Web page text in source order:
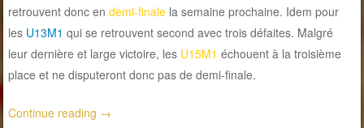
retrouvent donc endemi-finale la semaine prochaine. Idem pour
les U13M1 qui se retrouvent second avec trois défaites. Malgré
leur dernière et large victoire, les U15M1 échouent à la troisième
place et ne disputeront donc pas de demi-finale.
Continue reading →